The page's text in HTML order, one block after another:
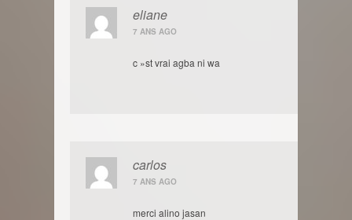
eliane
7 ANS AGO
c »st vrai agba ni wa
carlos
7 ANS AGO
merci alino jasan